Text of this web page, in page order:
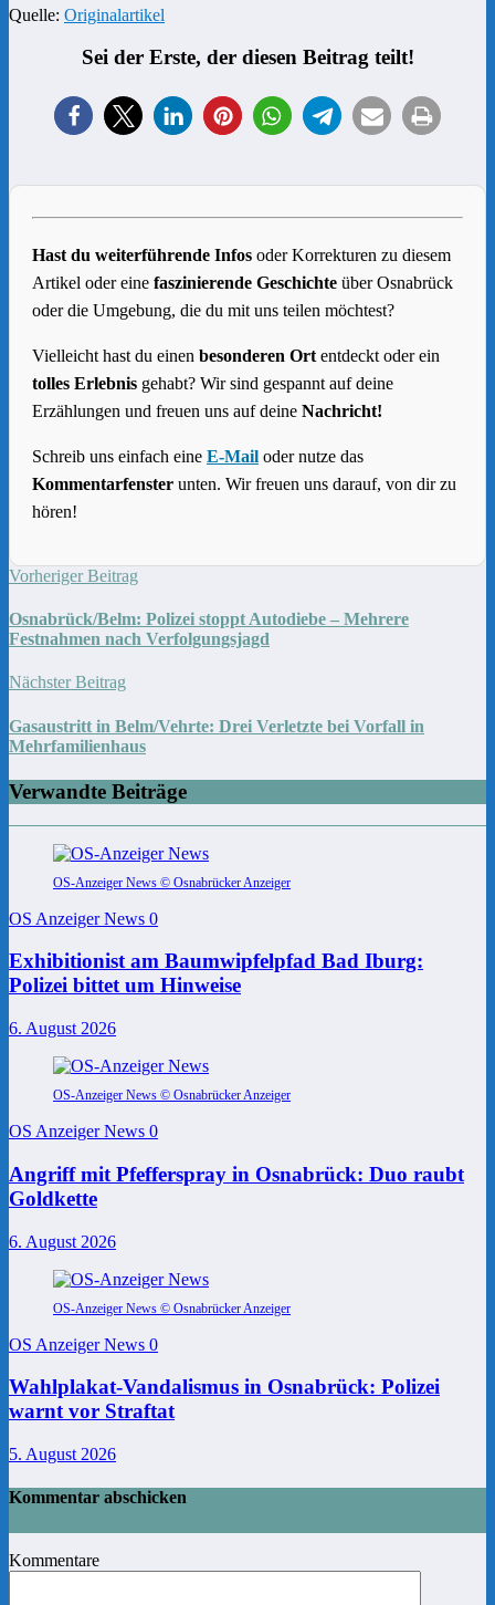
Quelle: Originalartikel
Sei der Erste, der diesen Beitrag teilt!
Hast du weiterführende Infos oder Korrekturen zu diesem
Artikel oder eine faszinierende Geschichte über Osnabrück
oder die Umgebung, die du mit uns teilen möchtest?
Vielleicht hast du einen besonderen Ort entdeckt oder ein
tolles Erlebnis gehabt? Wir sind gespannt auf deine
Erzählungen und freuen uns auf deine Nachricht!
Schreib uns einfach eine E-Mail oder nutze das
Kommentarfenster unten. Wir freuen uns darauf, von dir zu
hören!
Vorheriger Beitrag
Osnabrück/Belm: Polizei stoppt Autodiebe – Mehrere
Festnahmen nach Verfolgungsjagd
Nächster Beitrag
Gasaustritt in Belm/Vehrte: Drei Verletzte bei Vorfall in
Mehrfamilienhaus
Verwandte Beiträge
OS-Anzeiger News © Osnabrücker Anzeiger
OS Anzeiger News 0
Exhibitionist am Baumwipfelpfad Bad Iburg:
Polizei bittet um Hinweise
6. August 2026
OS-Anzeiger News © Osnabrücker Anzeiger
OS Anzeiger News 0
Angriff mit Pfefferspray in Osnabrück: Duo raubt
Goldkette
6. August 2026
OS-Anzeiger News © Osnabrücker Anzeiger
OS Anzeiger News 0
Wahlplakat-Vandalismus in Osnabrück: Polizei
warnt vor Straftat
5. August 2026
Kommentar abschicken
Kommentare